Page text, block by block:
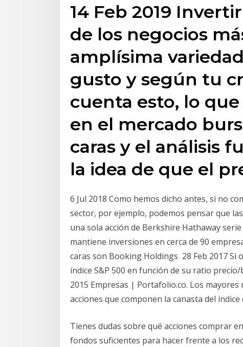
14 Feb 2019
de los negocios
amplísima
gusto y según tu
cuenta esto, lo
en el mercado
caras y el análisis
la idea de que el
6 Jul 2018 Como hemos dicho antes, si no
sector, por ejemplo, podemos pensar que
una sola acción de Berkshire Hathaway
mantiene inversiones en cerca de 90
caras son Booking Holdings 28 Feb 2017
índice S&P 500 en función de su ratio
2015 Empresas | Portafolio.co. Los
acciones que componen la canasta del índice
Tienes dudas sobre qué acciones comprar
fondos suficientes para hacer frente a los